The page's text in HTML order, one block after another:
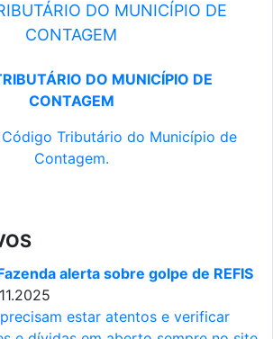
DO MUNICÍPIO DE
CONTAGEM
DO MUNICÍPIO DE
CONTAGEM
Tributário do Município de
Contagem.
alerta sobre golpe de REFIS
estar atentos e verificar